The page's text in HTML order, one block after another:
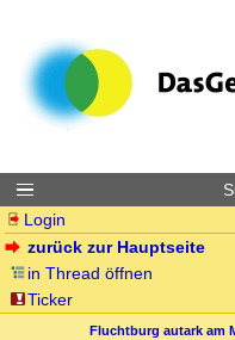
Login
zurück zur Hauptseite
in Thread öffnen
Ticker
Fluchtburg autark am